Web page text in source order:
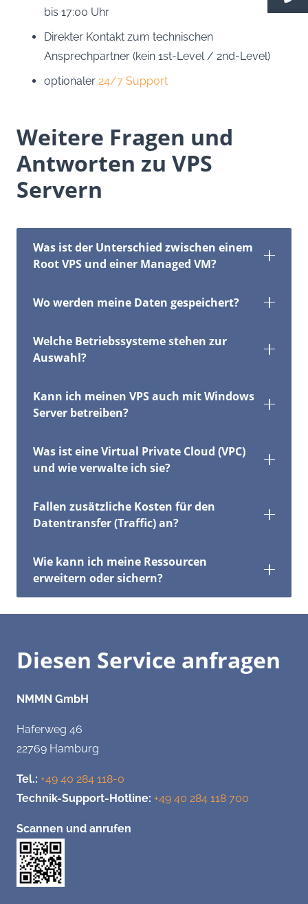
bis 17:00 Uhr
Direkter Kontakt zum technischen
Ansprechpartner (kein 1st-Level / 2nd-Level)
optionaler 24/7 Support
Weitere Fragen und
Antworten zu VPS
Servern
Was ist der Unterschied zwischen einem
Root VPS und einer Managed VM?
Wo werden meine Daten gespeichert?
Welche Betriebssysteme stehen zur
Auswahl?
Kann ich meinen VPS auch mit Windows
Server betreiben?
Was ist eine Virtual Private Cloud (VPC)
und wie verwalte ich sie?
Fallen zusätzliche Kosten für den
Datentransfer (Traffic) an?
Wie kann ich meine Ressourcen
erweitern oder sichern?
Diesen Service anfragen
NMMN GmbH
Haferweg 46
22769 Hamburg
Tel.: +49 40 284 118-0
Technik-Support-Hotline: +49 40 284 118 700
Scannen und anrufen